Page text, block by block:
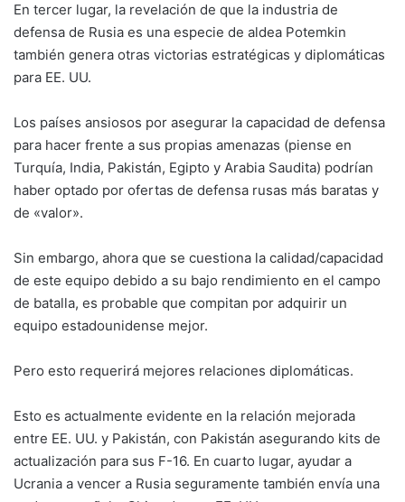
En tercer lugar, la revelación de que la industria de
defensa de Rusia es una especie de aldea Potemkin
también genera otras victorias estratégicas y diplomáticas
para EE. UU.
Los países ansiosos por asegurar la capacidad de defensa
para hacer frente a sus propias amenazas (piense en
Turquía, India, Pakistán, Egipto y Arabia Saudita) podrían
haber optado por ofertas de defensa rusas más baratas y
de «valor».
Sin embargo, ahora que se cuestiona la calidad/capacidad
de este equipo debido a su bajo rendimiento en el campo
de batalla, es probable que compitan por adquirir un
equipo estadounidense mejor.
Pero esto requerirá mejores relaciones diplomáticas.
Esto es actualmente evidente en la relación mejorada
entre EE. UU. y Pakistán, con Pakistán asegurando kits de
actualización para sus F-16. En cuarto lugar, ayudar a
Ucrania a vencer a Rusia seguramente también envía una